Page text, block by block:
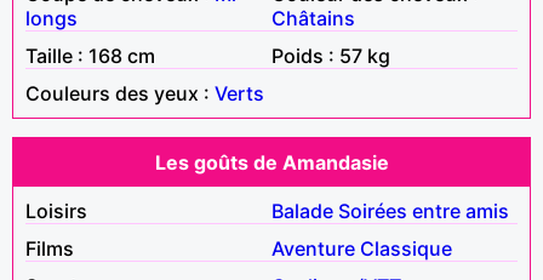
longs
Châtains
Taille : 168 cm
Poids : 57 kg
Couleurs des yeux : Verts
Les goûts de Amandasie
Loisirs
Balade Soirées entre amis
Films
Aventure Classique